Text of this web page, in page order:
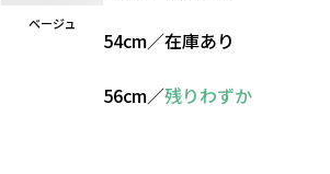
ベージュ
54cm／在庫あり
56cm／残りわずか